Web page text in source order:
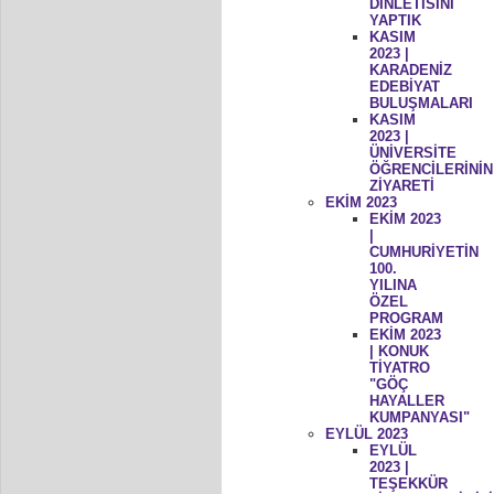
DİNLETİSİNİ
YAPTIK
KASIM
2023 |
KARADENİZ
EDEBİYAT
BULUŞMALARI
KASIM
2023 |
ÜNİVERSİTE
ÖĞRENCİLERİNİN
ZİYARETİ
EKİM 2023
EKİM 2023
CUMHURİYETİN
100.
YILINA
ÖZEL
PROGRAM
EKİM 2023
| KONUK
TİYATRO
"GÖÇ
HAYALLER
KUMPANYASI"
EYLÜL 2023
EYLÜL
2023 |
TEŞEKKÜR